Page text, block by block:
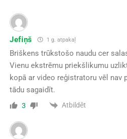
Jefiņš 1 g. atpakaļ
Briškens trūkstošo naudu cer
Vienu ekstrēmu priekšlikumu
kopā ar video reģistratoru vēl nav
tādu sagaidīt.
3 Atbildēt